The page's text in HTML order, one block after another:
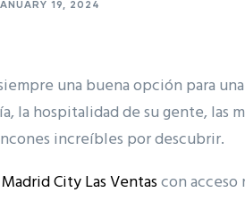
19, 2024
una buena opción para
la hospitalidad de su gente, las
increíbles por descubrir.
City Las Ventascon acceso